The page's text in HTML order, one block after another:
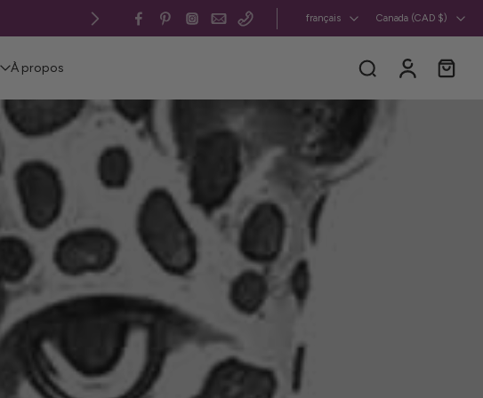
Canada et États-Unis : livraison gratuite
français Canada ‎(CAD $)‎
À propos